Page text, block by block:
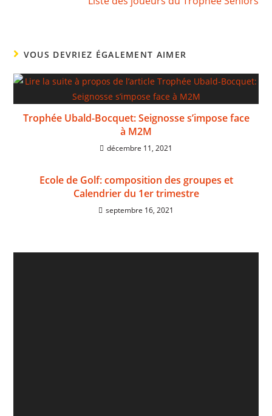
VOUS DEVRIEZ ÉGALEMENT AIMER
Trophée Ubald-Bocquet: Seignosse s’impose face
à M2M
décembre 11, 2021
Ecole de Golf: composition des groupes et
Calendrier du 1er trimestre
septembre 16, 2021